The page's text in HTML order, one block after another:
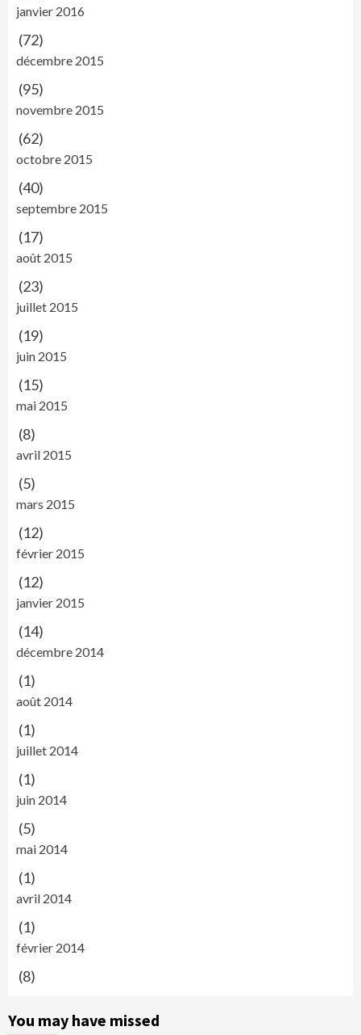
janvier 2016
(72)
décembre 2015
(95)
novembre 2015
(62)
octobre 2015
(40)
septembre 2015
(17)
août 2015
(23)
juillet 2015
(19)
juin 2015
(15)
mai 2015
(8)
avril 2015
(5)
mars 2015
(12)
février 2015
(12)
janvier 2015
(14)
décembre 2014
(1)
août 2014
(1)
juillet 2014
(1)
juin 2014
(5)
mai 2014
(1)
avril 2014
(1)
février 2014
(8)
You may have missed